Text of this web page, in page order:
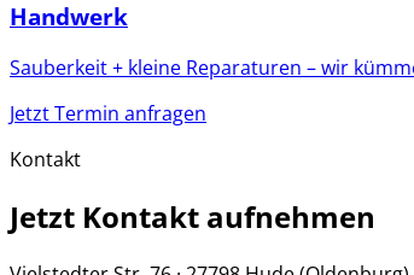
Handwerk
Sauberkeit + kleine Reparaturen – wir
Jetzt Termin anfragen
Kontakt
Jetzt Kontakt aufnehmen